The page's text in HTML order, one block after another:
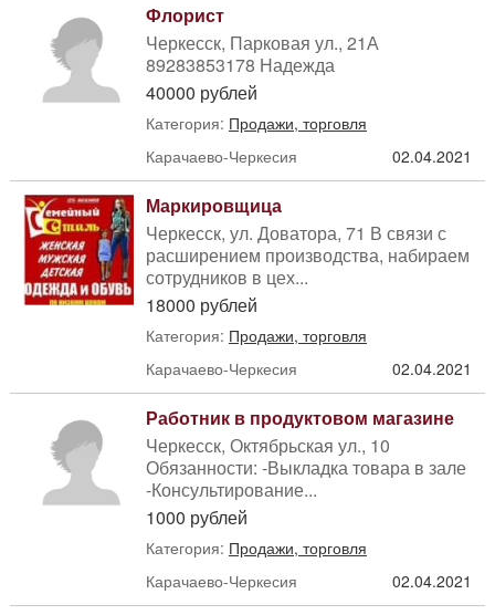
Флорист
Черкесск, Парковая ул., 21А
89283853178 Надежда
40000 рублей
Категория: Продажи, торговля
Карачаево-Черкесия
02.04.2021
Маркировщица
Черкесск, ул. Доватора, 71 В связи с
расширением производства, набираем
сотрудников в цех...
18000 рублей
Категория: Продажи, торговля
Карачаево-Черкесия
02.04.2021
Работник в продуктовом магазине
Черкесск, Октябрьская ул., 10
Обязанности: -Выкладка товара в зале
-Консультирование...
1000 рублей
Категория: Продажи, торговля
Карачаево-Черкесия
02.04.2021